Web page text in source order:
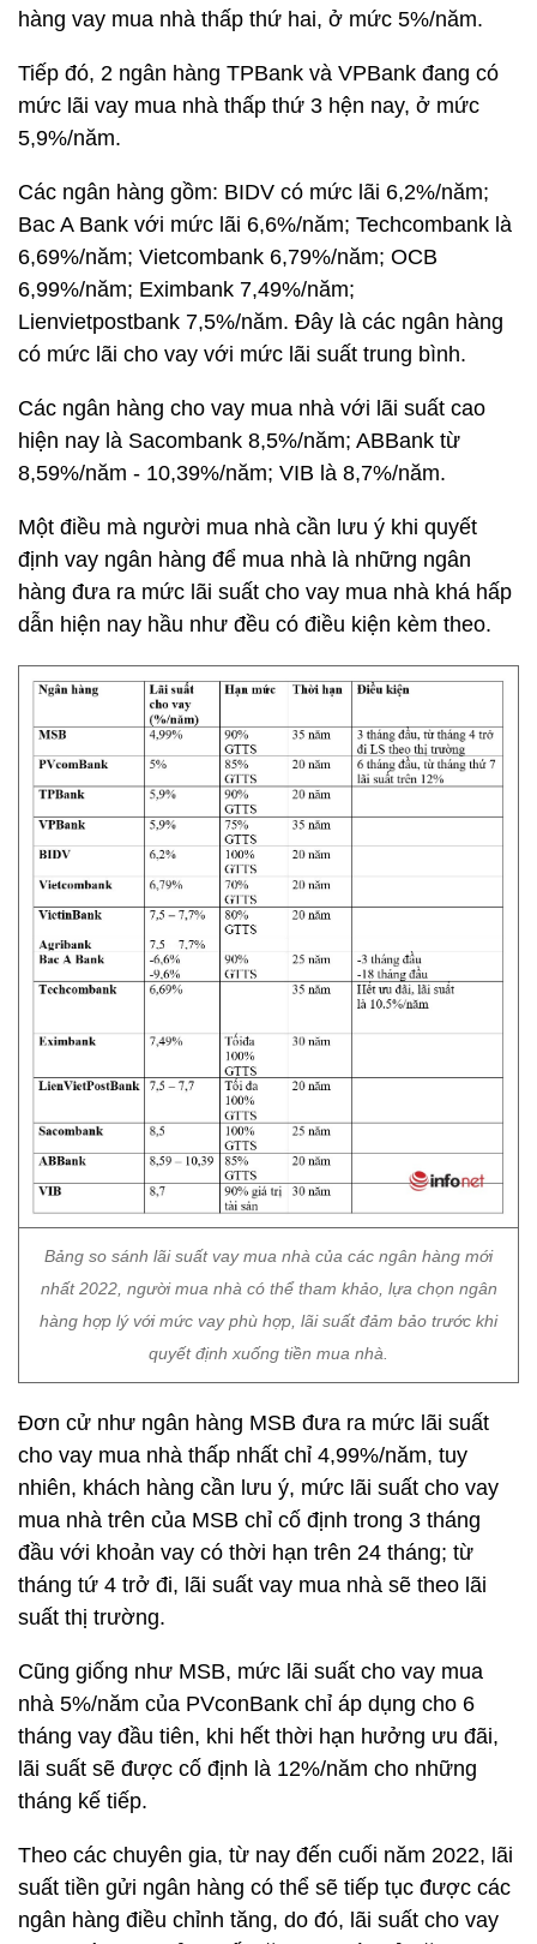
hàng vay mua nhà thấp thứ hai, ở mức 5%/năm.
Tiếp đó, 2 ngân hàng TPBank và VPBank đang có
mức lãi vay mua nhà thấp thứ 3 hện nay, ở mức
5,9%/năm.
Các ngân hàng gồm: BIDV có mức lãi 6,2%/năm;
Bac A Bank với mức lãi 6,6%/năm; Techcombank là
6,69%/năm; Vietcombank 6,79%/năm; OCB
6,99%/năm; Eximbank 7,49%/năm;
Lienvietpostbank 7,5%/năm. Đây là các ngân hàng
có mức lãi cho vay với mức lãi suất trung bình.
Các ngân hàng cho vay mua nhà với lãi suất cao
hiện nay là Sacombank 8,5%/năm; ABBank từ
8,59%/năm - 10,39%/năm; VIB là 8,7%/năm.
Một điều mà người mua nhà cần lưu ý khi quyết
định vay ngân hàng để mua nhà là những ngân
hàng đưa ra mức lãi suất cho vay mua nhà khá hấp
dẫn hiện nay hầu như đều có điều kiện kèm theo.
Bảng so sánh lãi suất vay mua nhà của các ngân hàng mới
nhất 2022, người mua nhà có thể tham khảo, lựa chọn ngân
hàng hợp lý với mức vay phù hợp, lãi suất đảm bảo trước khi
quyết định xuống tiền mua nhà.
Đơn cử như ngân hàng MSB đưa ra mức lãi suất
cho vay mua nhà thấp nhất chỉ 4,99%/năm, tuy
nhiên, khách hàng cần lưu ý, mức lãi suất cho vay
mua nhà trên của MSB chỉ cố định trong 3 tháng
đầu với khoản vay có thời hạn trên 24 tháng; từ
tháng tứ 4 trở đi, lãi suất vay mua nhà sẽ theo lãi
suất thị trường.
Cũng giống như MSB, mức lãi suất cho vay mua
nhà 5%/năm của PVconBank chỉ áp dụng cho 6
tháng vay đầu tiên, khi hết thời hạn hưởng ưu đãi,
lãi suất sẽ được cố định là 12%/năm cho những
tháng kế tiếp.
Theo các chuyên gia, từ nay đến cuối năm 2022, lãi
suất tiền gửi ngân hàng có thể sẽ tiếp tục được các
ngân hàng điều chỉnh tăng, do đó, lãi suất cho vay